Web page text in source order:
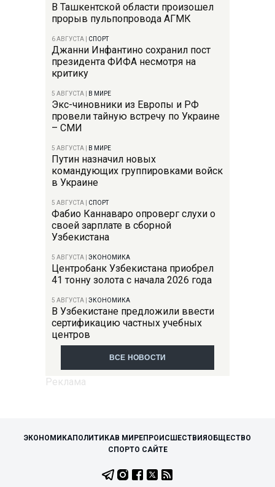
В Ташкентской области произошел
прорыв пульпопровода АГМК
6 АВГУСТА СПОРТ
Джанни Инфантино сохранил пост
президента ФИФА несмотря на
критику
5 АВГУСТА В МИРЕ
Экс-чиновники из Европы и РФ
провели тайную встречу по Украине
– СМИ
5 АВГУСТА В МИРЕ
Путин назначил новых
командующих группировками войск
в Украине
5 АВГУСТА СПОРТ
Фабио Каннаваро опроверг слухи о
своей зарплате в сборной
Узбекистана
5 АВГУСТА ЭКОНОМИКА
Центробанк Узбекистана приобрел
41 тонну золота с начала 2026 года
5 АВГУСТА ЭКОНОМИКА
В Узбекистане предложили ввести
сертификацию частных учебных
центров
ВСЕ НОВОСТИ
ЭКОНОМИКАПОЛИТИКАВ МИРЕПРОИСШЕСТВИЯОБЩЕСТВО
СПОРТО САЙТЕ